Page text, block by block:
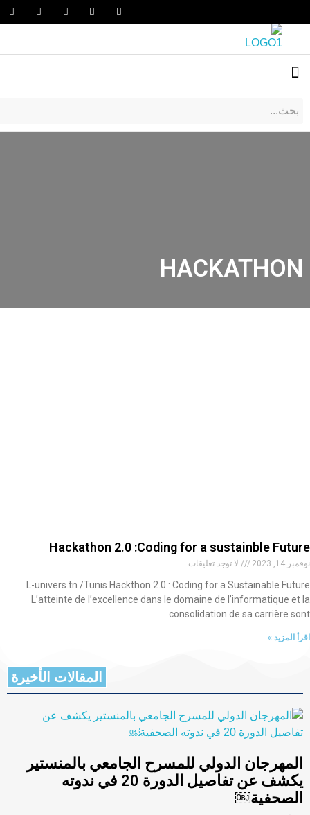
HACKATHON
Hackathon 2.0 :Coding for a sustainble Future
نوفمبر 14, 2023 لا توجد تعليقات
L-univers.tn /Tunis Hackthon 2.0 : Coding for a Sustainable Future
L’atteinte de l’excellence dans le domaine de l’informatique et la
consolidation de sa carrière sont
اقرأ المزيد »
المقالات الأخيرة
المهرجان الدولي للمسرح الجامعي بالمنستير
يكشف عن تفاصيل الدورة 20 في ندوته
الصحفية￼